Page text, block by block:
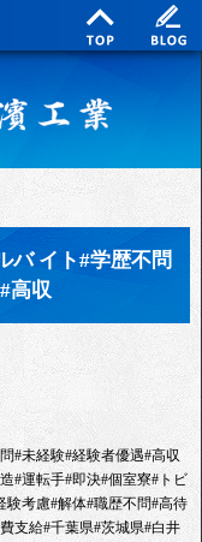
バ イト#学歴不問
高収
#未経験#経験者優遇#高収
#運転手#即決#個室寮#トビ
験考慮#解体#職歴不問#高待
支給#千葉県#茨城県#白井